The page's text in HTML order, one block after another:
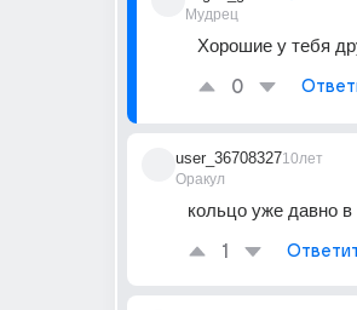
Мудрец
Хорошие у тебя
0
user_36708327
Оракул
10лет
кольцо уже давно в
1